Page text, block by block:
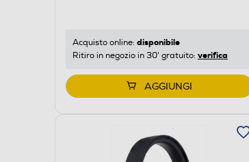
Acquisto online: disponibile
Ritiro in negozio in 30' gratuito: verifica
AGGIUNGI